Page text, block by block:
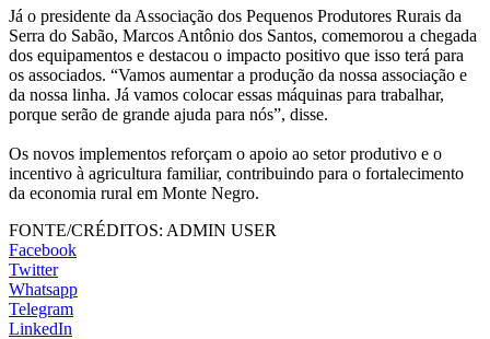
Já o presidente da Associação dos Pequenos Produtores Rurais da
Serra do Sabão, Marcos Antônio dos Santos, comemorou a chegada
dos equipamentos e destacou o impacto positivo que isso terá para
os associados. “Vamos aumentar a produção da nossa associação e
da nossa linha. Já vamos colocar essas máquinas para trabalhar,
porque serão de grande ajuda para nós”, disse.
Os novos implementos reforçam o apoio ao setor produtivo e o
incentivo à agricultura familiar, contribuindo para o fortalecimento
da economia rural em Monte Negro.
FONTE/CRÉDITOS: ADMIN USER
Facebook
Twitter
Whatsapp
Telegram
LinkedIn